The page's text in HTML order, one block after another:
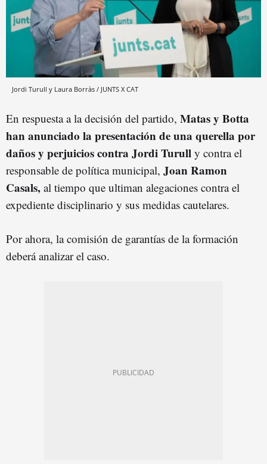
Jordi Turull y Laura Borràs / JUNTS X CAT
En respuesta a la decisión del partido, Matas y Botta
han anunciado la presentación de una querella por
daños y perjuicios contra Jordi Turull y contra el
responsable de política municipal, Joan Ramon
Casals, al tiempo que ultiman alegaciones contra el
expediente disciplinario y sus medidas cautelares.
Por ahora, la comisión de garantías de la formación
deberá analizar el caso.